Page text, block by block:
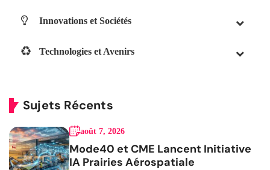
Innovations et Sociétés
Technologies et Avenirs
Sujets Récents
août 7, 2026
Mode40 et CME Lancent Initiative
IA Prairies Aérospatiale